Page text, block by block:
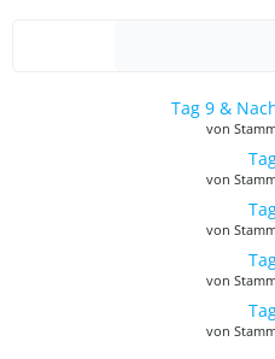
Tag 9 &
von
von
von
von
von